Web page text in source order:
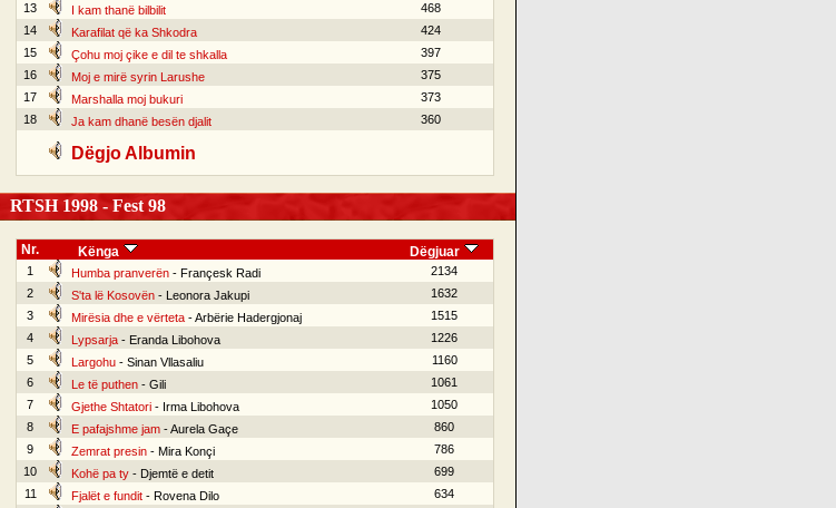
13
I kam thanë bilbilit
468
14
Karafilat që ka Shkodra
424
15
Çohu moj çike e dil te shkalla
397
16
Moj e mirë syrin Larushe
375
17
Marshalla moj bukuri
373
18
Ja kam dhanë besën djalit 360
Dëgjo Albumin
RTSH 1998 - Fest 98
Nr. Kënga Dëgjuar
1 Humba pranverën- Françesk Radi
2134
2
S'ta lë Kosovën- Leonora Jakupi
1632
3
Mirësia dhe e vërteta- Arbërie Hadergjonaj
1515
4
Lypsarja- Eranda Libohova
1226
5
Largohu- Sinan Vllasaliu
1160
6
Le të puthen- Gili
1061
7
Gjethe Shtatori- Irma Libohova
1050
8
E pafajshme jam- Aurela Gaçe
860
9
Zemrat presin- Mira Konçi
786
10
Kohë pa ty- Djemtë e detit
699
11
Fjalët e fundit- Rovena Dilo
634